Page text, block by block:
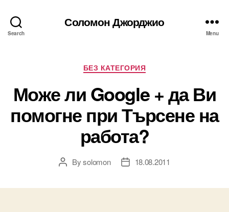
Search
Соломон Джорджио
Menu
Categories
БЕЗ КАТЕГОРИЯ
Може ли Google + да Ви
помогне при Търсене на
работа?
PostBysolomon
Post18.08.2011